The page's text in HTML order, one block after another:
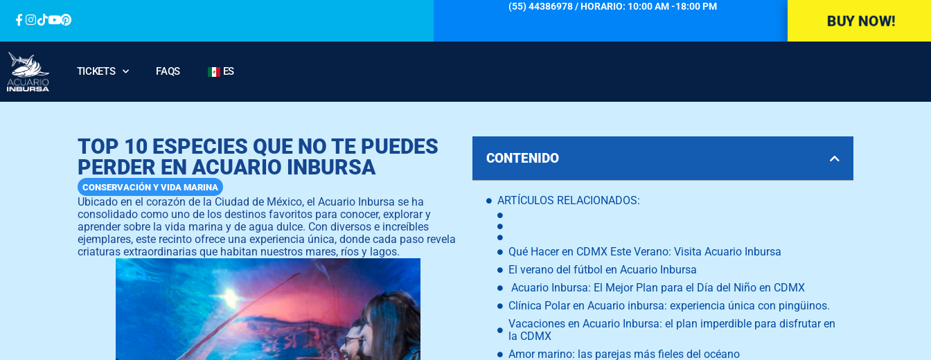
(55) 44386978 / HORARIO: 10:00 AM -18:00 PM
BUY NOW!
TICKETS FAQS ES
TOP 10 ESPECIES QUE NO TE PUEDES
PERDER EN ACUARIO INBURSA
CONSERVACIÓN Y VIDA MARINA
Ubicado en el corazón de la Ciudad de México, el Acuario Inbursa se ha
consolidado como uno de los destinos favoritos para conocer, explorar y
aprender sobre la vida marina y de agua dulce. Con diversos e increíbles
ejemplares, este recinto ofrece una experiencia única, donde cada paso revela
criaturas extraordinarias que habitan nuestros mares, ríos y lagos.
CONTENIDO
ARTÍCULOS RELACIONADOS:
Qué Hacer en CDMX Este Verano: Visita Acuario Inbursa
El verano del fútbol en Acuario Inbursa
Acuario Inbursa: El Mejor Plan para el Día del Niño en CDMX
Clínica Polar en Acuario inbursa: experiencia única con pingüinos.
Vacaciones en Acuario Inbursa: el plan imperdible para disfrutar en
la CDMX
Amor marino: las parejas más fieles del océano